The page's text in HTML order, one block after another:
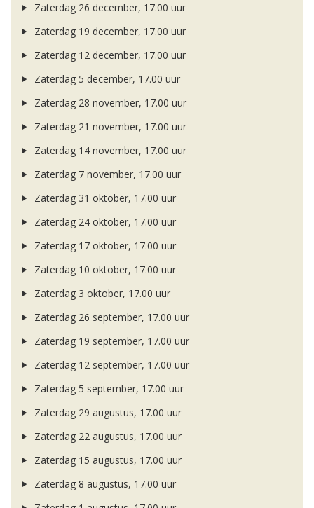
Zaterdag 26 december, 17.00 uur
Zaterdag 19 december, 17.00 uur
Zaterdag 12 december, 17.00 uur
Zaterdag 5 december, 17.00 uur
Zaterdag 28 november, 17.00 uur
Zaterdag 21 november, 17.00 uur
Zaterdag 14 november, 17.00 uur
Zaterdag 7 november, 17.00 uur
Zaterdag 31 oktober, 17.00 uur
Zaterdag 24 oktober, 17.00 uur
Zaterdag 17 oktober, 17.00 uur
Zaterdag 10 oktober, 17.00 uur
Zaterdag 3 oktober, 17.00 uur
Zaterdag 26 september, 17.00 uur
Zaterdag 19 september, 17.00 uur
Zaterdag 12 september, 17.00 uur
Zaterdag 5 september, 17.00 uur
Zaterdag 29 augustus, 17.00 uur
Zaterdag 22 augustus, 17.00 uur
Zaterdag 15 augustus, 17.00 uur
Zaterdag 8 augustus, 17.00 uur